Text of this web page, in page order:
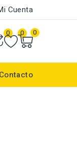
Cuenta
0 0 0
Contacto